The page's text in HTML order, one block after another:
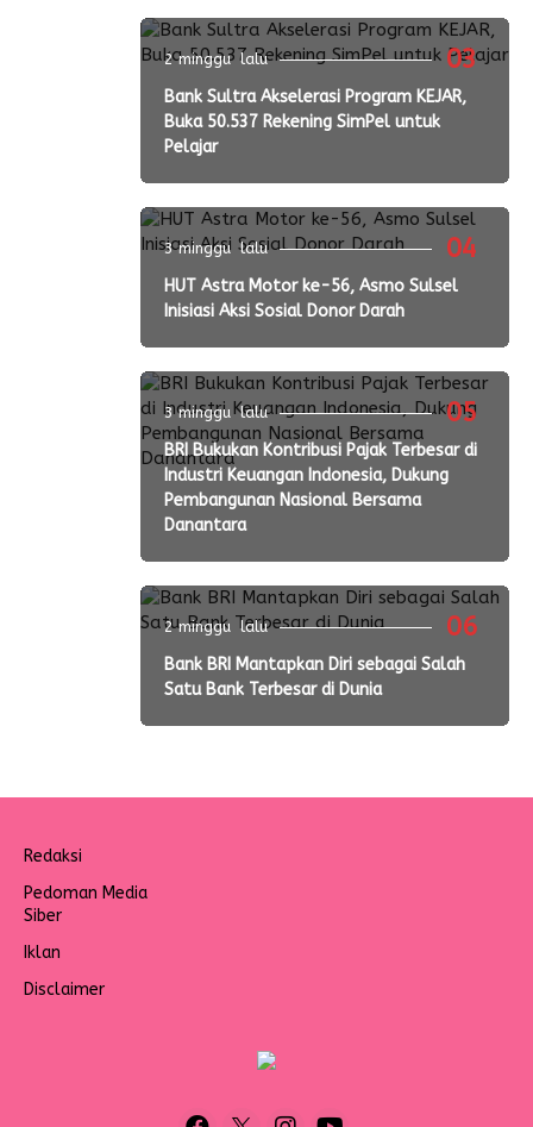
03
2 minggu lalu
Bank Sultra Akselerasi Program KEJAR,
Buka 50.537 Rekening SimPel untuk
Pelajar
04
3 minggu lalu
HUT Astra Motor ke-56, Asmo Sulsel
Inisiasi Aksi Sosial Donor Darah
05
3 minggu lalu
BRI Bukukan Kontribusi Pajak Terbesar di
Industri Keuangan Indonesia, Dukung
Pembangunan Nasional Bersama
Danantara
06
2 minggu lalu
Bank BRI Mantapkan Diri sebagai Salah
Satu Bank Terbesar di Dunia
Redaksi
Pedoman Media
Siber
Iklan
Disclaimer